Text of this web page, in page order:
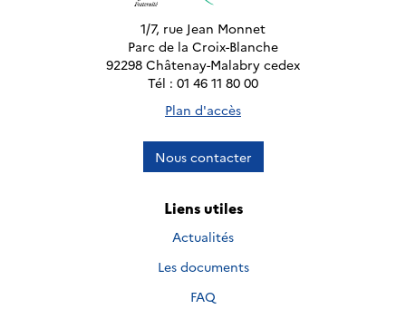
1/7, rue Jean Monnet
Parc de la Croix-Blanche
92298 Châtenay-Malabry cedex
Tél : 01 46 11 80 00
Plan d'accès
Nous contacter
Liens utiles
Actualités
Les documents
FAQ